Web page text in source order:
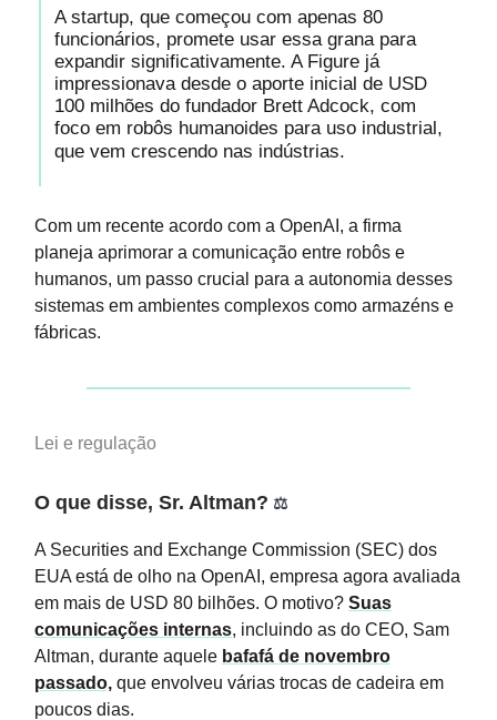
A startup, que começou com apenas 80
funcionários, promete usar essa grana para
expandir significativamente. A Figure já
impressionava desde o aporte inicial de USD
100 milhões do fundador Brett Adcock, com
foco em robôs humanoides para uso industrial,
que vem crescendo nas indústrias.
Com um recente acordo com a OpenAI, a firma
planeja aprimorar a comunicação entre robôs e
humanos, um passo crucial para a autonomia desses
sistemas em ambientes complexos como armazéns e
fábricas.
Lei e regulação
O que disse, Sr. Altman? ⚖️
A Securities and Exchange Commission (SEC) dos
EUA está de olho na OpenAI, empresa agora avaliada
em mais de USD 80 bilhões. O motivo? Suas
comunicações internas, incluindo as do CEO, Sam
Altman, durante aquele bafafá de novembro
passado, que envolveu várias trocas de cadeira em
poucos dias.